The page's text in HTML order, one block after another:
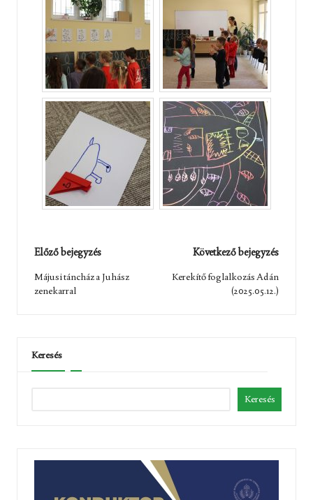
Post
navigation
Előző bejegyzés
Májusi táncház a Juhász
zenekarral
Következő bejegyzés
Kerekítő foglalkozás Adán
(2025.05.12.)
Keresés
Keresés